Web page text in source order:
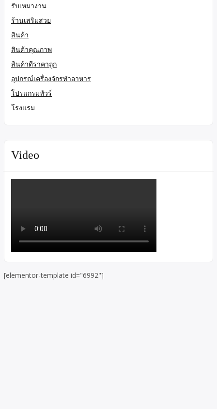
รับเหมางาน
ร้านเสริมสวย
สินค้า
สินค้าคุณภาพ
สินค้าดีราคาถูก
อุปกรณ์เครื่องจักรทำอาหาร
โปรแกรมทัวร์
โรงแรม
Video
[elementor-template id="6992"]